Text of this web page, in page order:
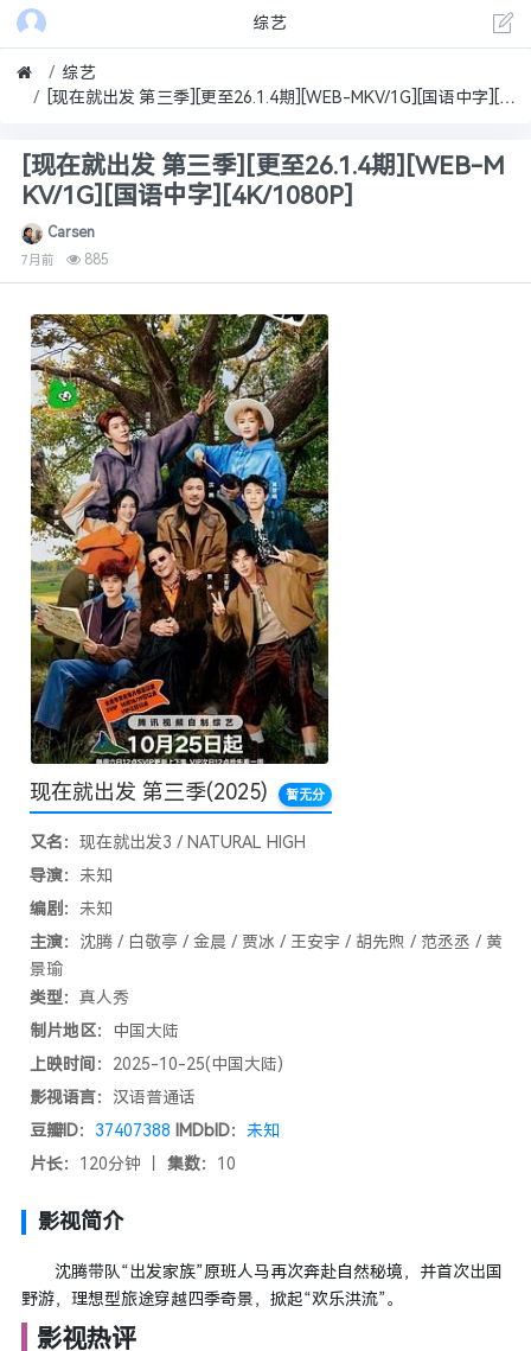
综艺
综艺
[现在就出发 第三季][更至26.1.4期][WEB-MKV/1G][国语中字][4K/1080P]
[现在就出发 第三季][更至26.1.4期][WEB-M
KV/1G][国语中字][4K/1080P]
Carsen
7月前 885
现在就出发 第三季(2025) 暂无分
又名： 现在就出发3 / NATURAL HIGH
导演： 未知
编剧： 未知
主演： 沈腾 / 白敬亭 / 金晨 / 贾冰 / 王安宇 / 胡先煦 / 范丞丞 / 黄
景瑜
类型： 真人秀
制片地区： 中国大陆
上映时间： 2025-10-25(中国大陆)
影视语言： 汉语普通话
豆瓣ID： 37407388 IMDbID： 未知
片长： 120分钟 丨 集数： 10
影视简介
沈腾带队“出发家族”原班人马再次奔赴自然秘境，并首次出国
野游，理想型旅途穿越四季奇景，掀起“欢乐洪流”。
影视热评